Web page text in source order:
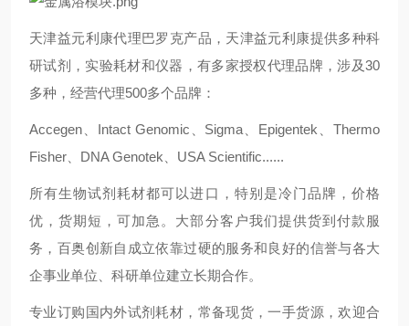
天津益元利康代理巴罗克产品，天津益元利康提供多种科
研试剂，实验耗材和仪器，有多家授权代理品牌，涉及30
多种，经营代理500多个品牌：
Accegen、Intact Genomic、Sigma、Epigentek、Thermo
Fisher、DNA Genotek、USA Scientific......
所有生物试剂耗材都可以进口，特别是冷门品牌，价格
优，货期短，可加急。大部分客户我们提供货到付款服
务，百奥创新自成立依靠过硬的服务和良好的信誉与各大
企事业单位、科研单位建立长期合作。
专业订购国内外试剂耗材，常备现货，一手货源，欢迎合